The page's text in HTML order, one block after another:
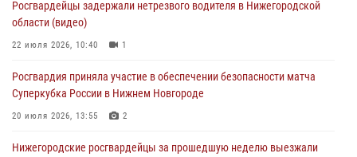
Росгвардейцы задержали нетрезвого водителя в Нижегородской
области (видео)
22 июля 2026, 10:40 1
Росгвардия приняла участие в обеспечении безопасности матча
Суперкубка России в Нижнем Новгороде
20 июля 2026, 13:55 2
Нижегородские росгвардейцы за прошедшую неделю выезжали